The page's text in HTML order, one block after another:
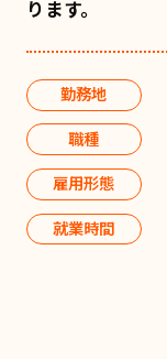
ります。
勤務地
職種
雇用形態
就業時間